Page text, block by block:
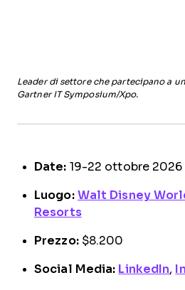
Leader di settore che partecipano a
Gartner IT Symposium/Xpo.
Date: 19-22 ottobre 2026
Luogo: Walt Disney
Resorts
Prezzo:$8.200
Social Media: LinkedIn,